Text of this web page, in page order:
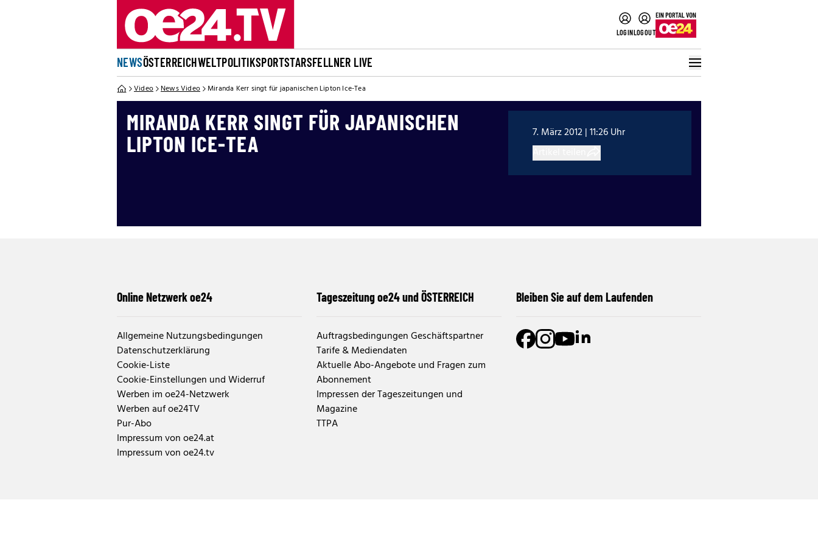
LOGINLOGOUT
NEWSÖSTERREICHWELTPOLITIKSPORTSTARSFELLNER LIVE
Video News Video Miranda Kerr singt für japanischen Lipton Ice-Tea
MIRANDA KERR SINGT FÜR JAPANISCHEN
LIPTON ICE-TEA
7. März 2012 | 11:26 Uhr
Online Netzwerk oe24
Allgemeine Nutzungsbedingungen
Datenschutzerklärung
Cookie-Liste
Cookie-Einstellungen und Widerruf
Werben im oe24-Netzwerk
Werben auf oe24TV
Pur-Abo
Impressum von oe24.at
Impressum von oe24.tv
Tageszeitung oe24 und ÖSTERREICH
Auftragsbedingungen Geschäftspartner
Tarife & Mediendaten
Aktuelle Abo-Angebote und Fragen zum
Abonnement
Impressen der Tageszeitungen und
Magazine
TTPA
Bleiben Sie auf dem Laufenden